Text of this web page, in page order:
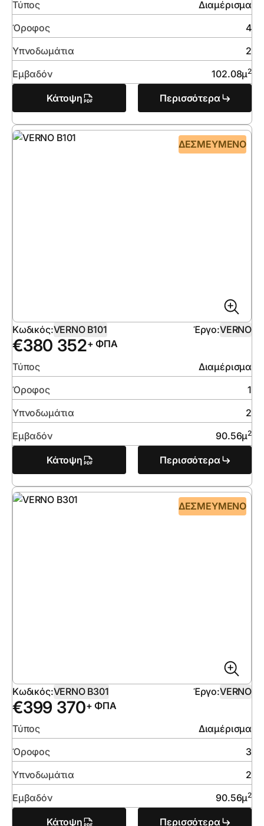
Τύπος
Διαμέρισμα
Όροφος
4
Υπνοδωμάτια
2
Εμβαδόν
102.08μ2
Κάτοψη Περισσότερα
ΔΕΣΜΕΥΜΈΝΟ
Κωδικός:VERNO B101 Έργο:VERNO
€380 352+ ΦΠΑ
Τύπος
Διαμέρισμα
Όροφος
1
Υπνοδωμάτια
2
Εμβαδόν
90.56μ2
Κάτοψη Περισσότερα
ΔΕΣΜΕΥΜΈΝΟ
Κωδικός:VERNO B301 Έργο:VERNO
€399 370+ ΦΠΑ
Τύπος
Διαμέρισμα
Όροφος
3
Υπνοδωμάτια
2
Εμβαδόν
90.56μ2
Κάτοψη Περισσότερα